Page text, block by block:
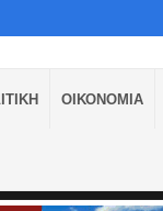
ΟΙΚΟΝΟΜΙΑ